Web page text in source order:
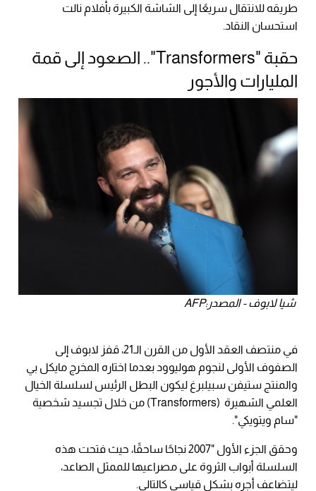
طريقه للانتقال سريعًا إلى الشاشة الكبيرة بأفلام نالت
استحسان النقاد.
حقبة "Transformers".. الصعود إلى قمة
المليارات والأجور
شيا لابوف - المصدر:AFP
في منتصف العقد الأول من القرن الـ21، قفز لابوف إلى
الصفوف الأولى لنجوم هوليوود بعدما اختاره المخرج مايكل بي
والمنتج ستيفن سبيلبرغ ليكون البطل الرئيس لسلسلة الخيال
العلمي الشهيرة (Transformers) من خلال تجسيد شخصية
"سام ويتويكي".
وحقق الجزء الأول "2007 نجاحًا ساحقًا، حيث فتحت هذه
السلسلة أبواب الثروة على مصراعيها للممثل الصاعد،
ليتضاعف أجره بشكل قياسي كالتالي.